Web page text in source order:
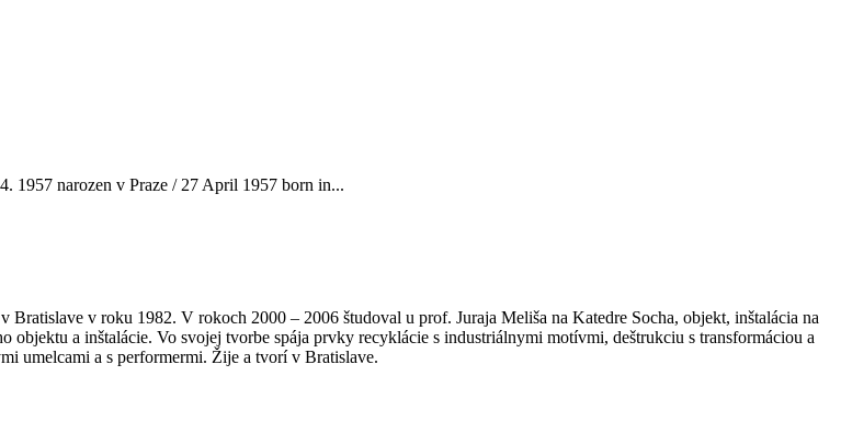
narozen v Praze / 27 April 1957 born in...
v roku 1982. V rokoch 2000 – 2006 študoval u prof. Juraja Meliša na Katedre Socha, objekt, inštalácia na
a inštalácie. Vo svojej tvorbe spája prvky recyklácie s industriálnymi motívmi, deštrukciu s transformáciou a
umelcami a s performermi. Žije a tvorí v Bratislave.